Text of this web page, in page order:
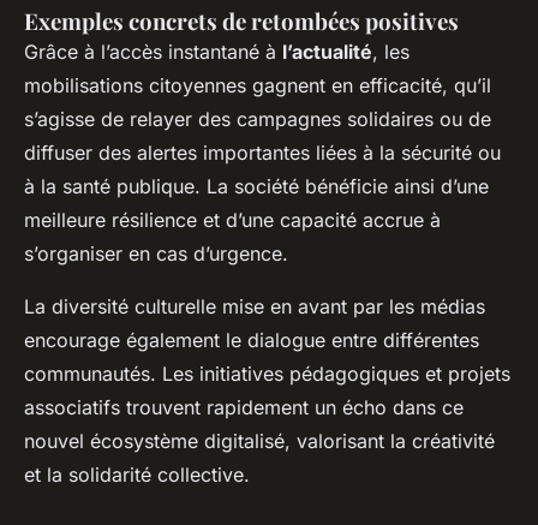
Exemples concrets de retombées positives
Grâce à l’accès instantané à l’actualité, les
mobilisations citoyennes gagnent en efficacité, qu’il
s’agisse de relayer des campagnes solidaires ou de
diffuser des alertes importantes liées à la sécurité ou
à la santé publique. La société bénéficie ainsi d’une
meilleure résilience et d’une capacité accrue à
s’organiser en cas d’urgence.
La diversité culturelle mise en avant par les médias
encourage également le dialogue entre différentes
communautés. Les initiatives pédagogiques et projets
associatifs trouvent rapidement un écho dans ce
nouvel écosystème digitalisé, valorisant la créativité
et la solidarité collective.